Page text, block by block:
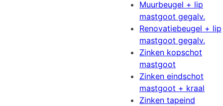
Muurbeugel + lip
mastgoot gegalv.
Renovatiebeugel + lip
mastgoot gegalv.
Zinken kopschot
mastgoot
Zinken eindschot
mastgoot + kraal
Zinken tapeind